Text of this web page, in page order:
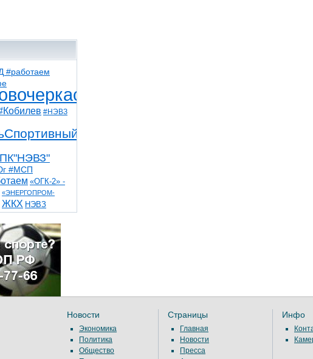
#работаем
#НЭВЗ
#МСП
«ОГК-2» -
«ЭНЕРГОПРОМ-
ЖКХ НЭВЗ
выборы
космос
пожар роща
Новости
Экономика
Политика
Общество
Страницы
Главная
Новости
Пресса
Инфо